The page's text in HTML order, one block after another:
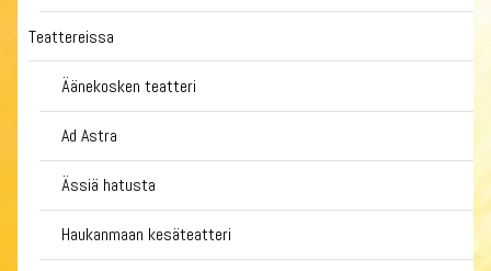
Teattereissa
Äänekosken teatteri
Ad Astra
Ässiä hatusta
Haukanmaan kesäteatteri